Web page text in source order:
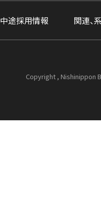
中途採用情報 関連、
Copyright , Nishinippon